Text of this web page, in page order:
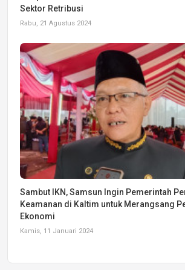
Sektor Retribusi
Rabu, 21 Agustus 2024
Sambut IKN, Samsun Ingin Pemerintah
Keamanan di Kaltim untuk Merangsang
Ekonomi
Kamis, 11 Januari 2024